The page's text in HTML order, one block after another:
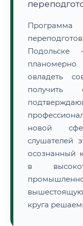
планомерно
овладеть
получить
новой
слушателей
осознанный
в
круга